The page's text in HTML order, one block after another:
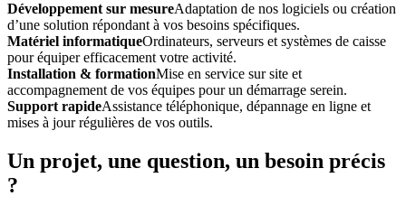
Développement sur mesureAdaptation de nos logiciels ou création
d’une solution répondant à vos besoins spécifiques.
Matériel informatiqueOrdinateurs, serveurs et systèmes de caisse
pour équiper efficacement votre activité.
Installation & formationMise en service sur site et
accompagnement de vos équipes pour un démarrage serein.
Support rapideAssistance téléphonique, dépannage en ligne et
mises à jour régulières de vos outils.
Un projet, une question, un besoin précis
?